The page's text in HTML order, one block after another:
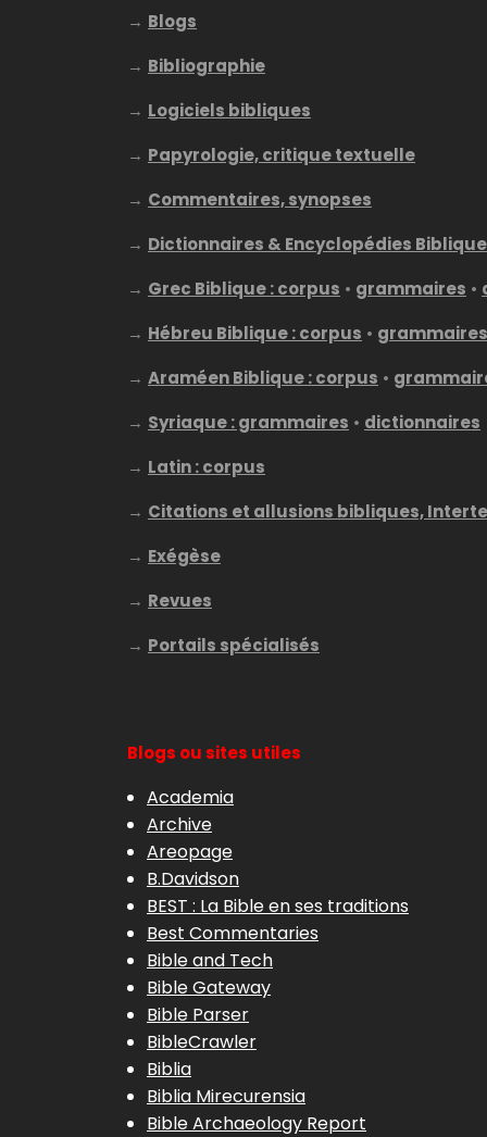
→ Blogs
→ Bibliographie
→ Logiciels bibliques
→ Papyrologie, critique textuelle
→ Commentaires, synopses
→ Dictionnaires & Encyclopédies
→ Grec Biblique : corpus • grammaires •
→ Hébreu Biblique : corpus • grammaires
→ Araméen Biblique : corpus •
→ Syriaque : grammaires • dictionnaires
→ Latin : corpus
→ Citations et allusions bibliques,
→ Exégèse
→ Revues
→ Portails spécialisés
Blogs ou sites utiles
Academia
Archive
Areopage
B.Davidson
BEST : La Bible en ses traditions
Best Commentaries
Bible and Tech
Bible Gateway
Bible Parser
BibleCrawler
Biblia
Biblia Mirecurensia
Bible Archaeology Report